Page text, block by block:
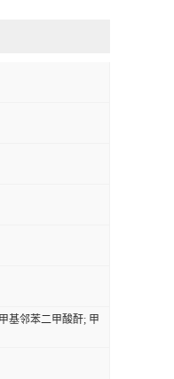
基邻苯二甲酸酐; 甲